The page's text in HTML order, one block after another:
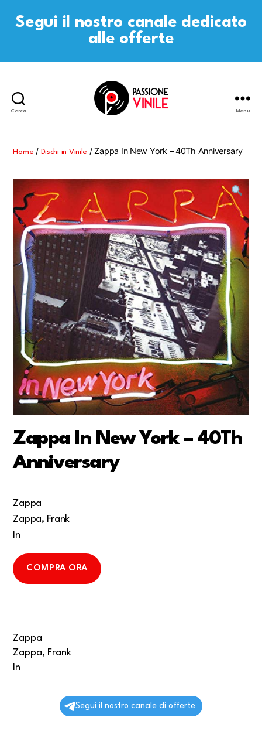
Segui il nostro canale dedicato
alle offerte
Cerca Menu
Home / Dischi in Vinile / Zappa In New York – 40Th Anniversary
Zappa In New York – 40Th
Anniversary
Zappa
Zappa, Frank
In
COMPRA ORA
Zappa
Zappa, Frank
In
Segui il nostro canale di offerte